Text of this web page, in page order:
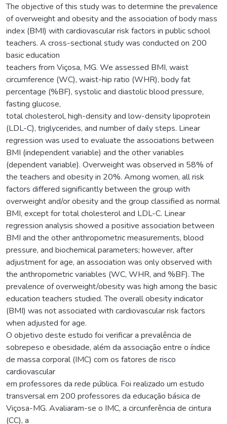
The objective of this study was to determine the prevalence
of overweight and obesity and the association of body mass
index (BMI) with cardiovascular risk factors in public school
teachers. A cross-sectional study was conducted on 200
basic education
teachers from Viçosa, MG. We assessed BMI, waist
circumference (WC), waist-hip ratio (WHR), body fat
percentage (%BF), systolic and diastolic blood pressure,
fasting glucose,
total cholesterol, high-density and low-density lipoprotein
(LDL-C), triglycerides, and number of daily steps. Linear
regression was used to evaluate the associations between
BMI (independent variable) and the other variables
(dependent variable). Overweight was observed in 58% of
the teachers and obesity in 20%. Among women, all risk
factors differed significantly between the group with
overweight and/or obesity and the group classified as normal
BMI, except for total cholesterol and LDL-C. Linear
regression analysis showed a positive association between
BMI and the other anthropometric measurements, blood
pressure, and biochemical parameters; however, after
adjustment for age, an association was only observed with
the anthropometric variables (WC, WHR, and %BF). The
prevalence of overweight/obesity was high among the basic
education teachers studied. The overall obesity indicator
(BMI) was not associated with cardiovascular risk factors
when adjusted for age.
O objetivo deste estudo foi verificar a prevalência de
sobrepeso e obesidade, além da associação entre o índice
de massa corporal (IMC) com os fatores de risco
cardiovascular
em professores da rede pública. Foi realizado um estudo
transversal em 200 professores da educação básica de
Viçosa-MG. Avaliaram-se o IMC, a circunferência de cintura
(CC), a